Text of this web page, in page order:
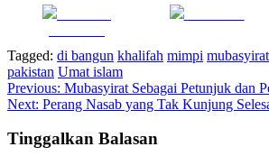
Tagged: di bangun khalifah mimpi mubasyirat
pakistan Umat islam
Navigasi
pos
Previous: Mubasyirat Sebagai Petunjuk dan
Next: Perang Nasab yang Tak Kunjung
Tinggalkan Balasan